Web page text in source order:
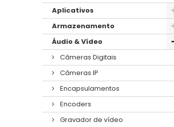
Aplicativos
Armazenamento
Áudio & Vídeo
Câmeras Digitais
Câmeras IP
Encapsulamentos
Encoders
Gravador de vídeo